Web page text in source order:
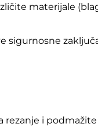
materijale
sigurnosne
rezanje i